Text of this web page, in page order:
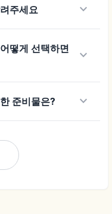
주세요 keyboard_arrow_down
떻게 선택하면
keyboard_arrow_down
준비물은? keyboard_arrow_down